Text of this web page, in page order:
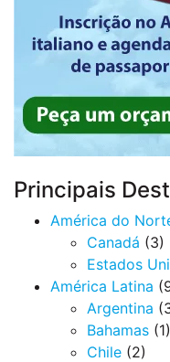
Principais
América do
Canadá (3)
Estados
América Latina
Argentina
Bahamas (1)
Chile (2)